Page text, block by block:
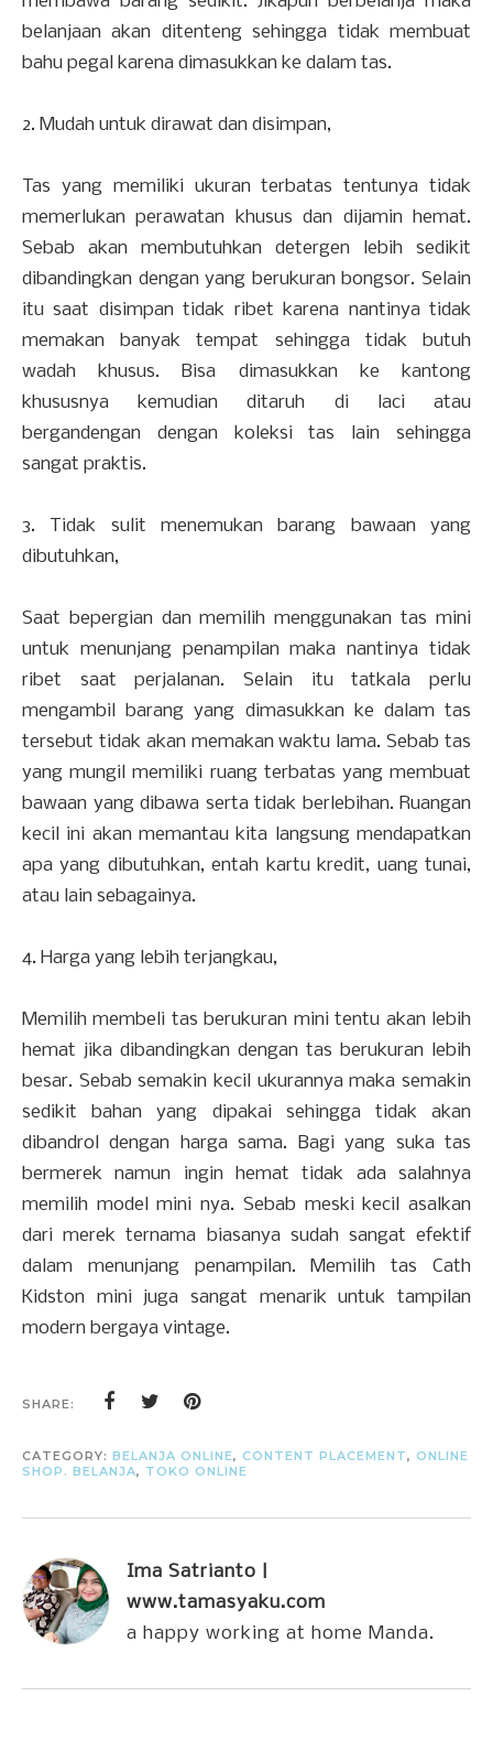
belanjaan akan ditenteng sehingga tidak membuat
bahu pegal karena dimasukkan ke dalam tas.
2. Mudah untuk dirawat dan disimpan,
Tas yang memiliki ukuran terbatas tentunya tidak
memerlukan perawatan khusus dan dijamin hemat.
Sebab akan membutuhkan detergen lebih sedikit
dibandingkan dengan yang berukuran bongsor. Selain
itu saat disimpan tidak ribet karena nantinya tidak
memakan banyak tempat sehingga tidak butuh
wadah khusus. Bisa dimasukkan ke kantong
khususnya kemudian ditaruh di laci atau
bergandengan dengan koleksi tas lain sehingga
sangat praktis.
3. Tidak sulit menemukan barang bawaan yang
dibutuhkan,
Saat bepergian dan memilih menggunakan tas mini
untuk menunjang penampilan maka nantinya tidak
ribet saat perjalanan. Selain itu tatkala perlu
mengambil barang yang dimasukkan ke dalam tas
tersebut tidak akan memakan waktu lama. Sebab tas
yang mungil memiliki ruang terbatas yang membuat
bawaan yang dibawa serta tidak berlebihan. Ruangan
kecil ini akan memantau kita langsung mendapatkan
apa yang dibutuhkan, entah kartu kredit, uang tunai,
atau lain sebagainya.
4. Harga yang lebih terjangkau,
Memilih membeli tas berukuran mini tentu akan lebih
hemat jika dibandingkan dengan tas berukuran lebih
besar. Sebab semakin kecil ukurannya maka semakin
sedikit bahan yang dipakai sehingga tidak akan
dibandrol dengan harga sama. Bagi yang suka tas
bermerek namun ingin hemat tidak ada salahnya
memilih model mini nya. Sebab meski kecil asalkan
dari merek ternama biasanya sudah sangat efektif
dalam menunjang penampilan. Memilih tas Cath
Kidston mini juga sangat menarik untuk tampilan
modern bergaya vintage.
SHARE:
CATEGORY: BELANJA ONLINE, CONTENT PLACEMENT, ONLINE
SHOP. BELANJA, TOKO ONLINE
Ima Satrianto |
www.tamasyaku.com
a happy working at home Manda.